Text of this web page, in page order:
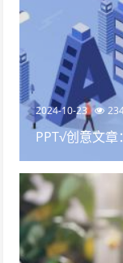
2024-10-23
PPT√创意文